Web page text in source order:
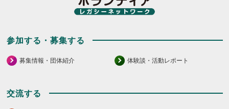
参加する・募集する
募集情報・団体紹介 体験談・活動レポート
交流する